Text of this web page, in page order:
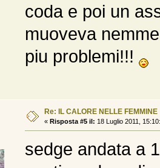
coda e poi un
muoveva
piu problemi!!!
Re: IL CALORE NELLE FEMMINE
« Risposta #5 il: 18 Luglio 2011,
sedge andata a